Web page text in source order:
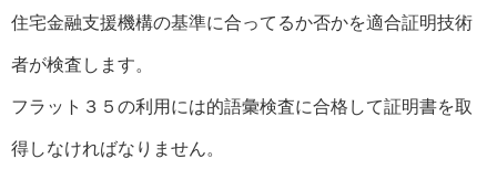
住宅金融支援機構の基準に合ってるか否かを適合証明技術
者が検査します。
フラット３５の利用には的語彙検査に合格して証明書を取
得しなければなりません。